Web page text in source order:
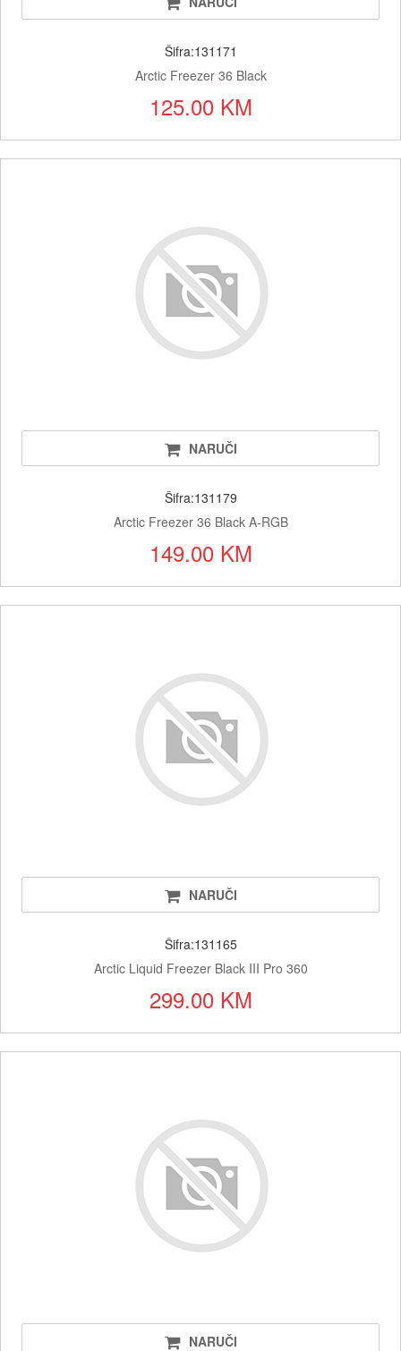
Šifra:131171
Arctic Freezer 36 Black
125.00 KM
NARUČI
Šifra:131179
Arctic Freezer 36 Black A-RGB
149.00 KM
NARUČI
Šifra:131165
Arctic Liquid Freezer Black III Pro 360
299.00 KM
NARUČI